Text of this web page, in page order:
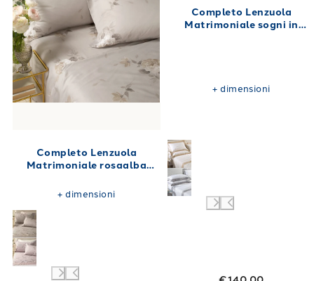
Completo Lenzuola
Matrimoniale rosaalba
240X280
+dimensioni
Completo Lenzuola
Matrimoniale sogni in
+dimensioni